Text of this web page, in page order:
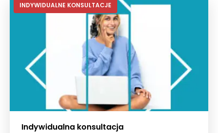
INDYWIDUALNE KONSULTACJE
Indywidualna konsultacja